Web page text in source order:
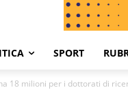
SPORT
18 milioni per i dottorati di